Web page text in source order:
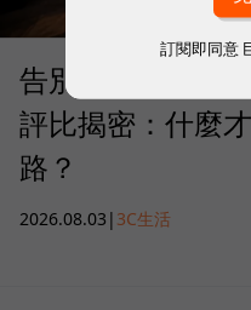
告別「極速迷思
評比揭密：什麼
路？
2026.08.03 | 3C生活
訂閱即同意